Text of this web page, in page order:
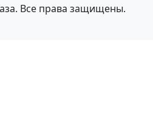
Все права защищены.